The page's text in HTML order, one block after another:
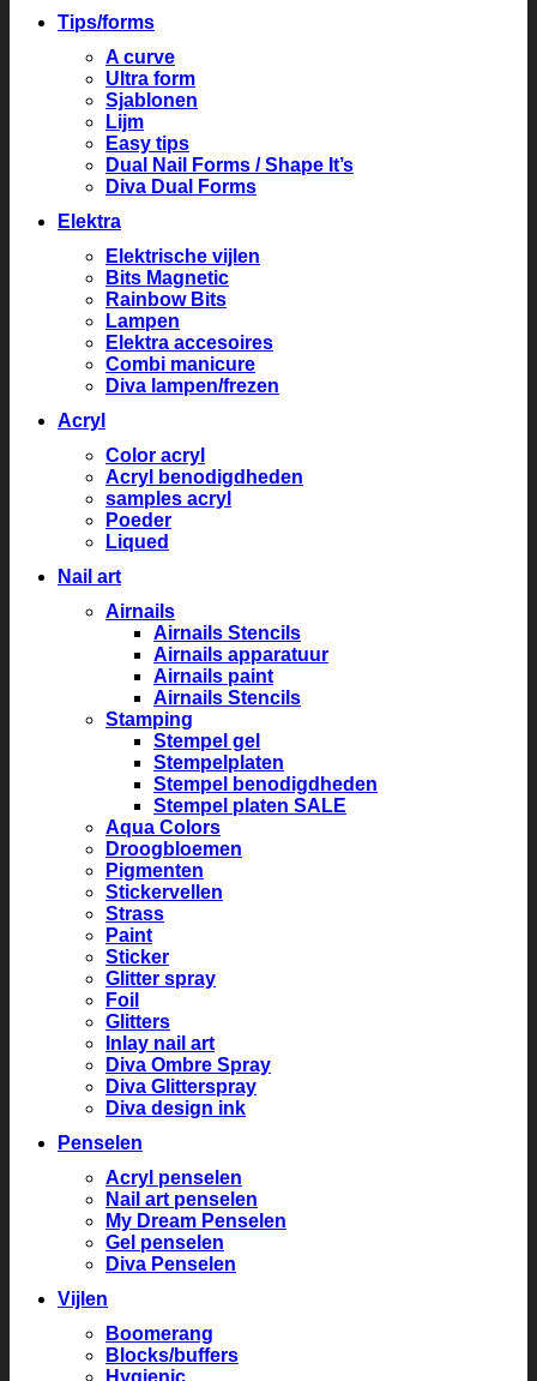
Tips/forms
A curve
Ultra form
Sjablonen
Lijm
Easy tips
Dual Nail Forms / Shape It’s
Diva Dual Forms
Elektra
Elektrische vijlen
Bits Magnetic
Rainbow Bits
Lampen
Elektra accesoires
Combi manicure
Diva lampen/frezen
Acryl
Color acryl
Acryl benodigdheden
samples acryl
Poeder
Liqued
Nail art
Airnails
Airnails Stencils
Airnails apparatuur
Airnails paint
Airnails Stencils
Stamping
Stempel gel
Stempelplaten
Stempel benodigdheden
Stempel platen SALE
Aqua Colors
Droogbloemen
Pigmenten
Stickervellen
Strass
Paint
Sticker
Glitter spray
Foil
Glitters
Inlay nail art
Diva Ombre Spray
Diva Glitterspray
Diva design ink
Penselen
Acryl penselen
Nail art penselen
My Dream Penselen
Gel penselen
Diva Penselen
Vijlen
Boomerang
Blocks/buffers
Hygienic